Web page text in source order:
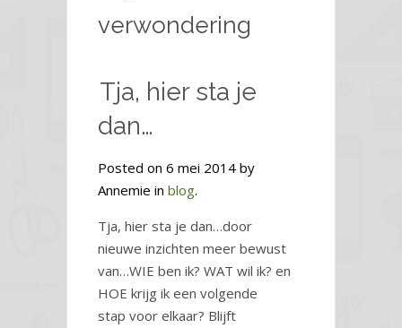
verwondering
Tja, hier sta je
dan…
Posted on 6 mei 2014 by
Annemie in blog.
Tja, hier sta je dan…door
nieuwe inzichten meer bewust
van…WIE ben ik? WAT wil ik? en
HOE krijg ik een volgende
stap voor elkaar? Blijft